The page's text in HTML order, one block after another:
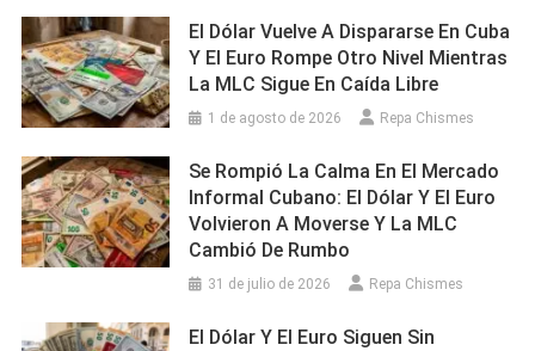
El Dólar Vuelve A Dispararse En Cuba
Y El Euro Rompe Otro Nivel Mientras
La MLC Sigue En Caída Libre
1 de agosto de 2026 Repa Chismes
Se Rompió La Calma En El Mercado
Informal Cubano: El Dólar Y El Euro
Volvieron A Moverse Y La MLC
Cambió De Rumbo
31 de julio de 2026 Repa Chismes
El Dólar Y El Euro Siguen Sin